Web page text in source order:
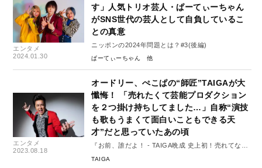
エンタメ
2024.01.30
す」人気トリオ芸人・ぱーてぃーちゃん
がSNS世代の芸人として自負しているこ
との真意
ニッポンの2024年問題とは？#3(後編)
ぱーてぃーちゃん
エンタメ
2023.08.18
オードリー、ぺこぱの“師匠”TAIGAが大
懺悔！ 「売れたくて芸能プロダクション
を２つ掛け持ちしてました…」自称“演技
も歌もうまくて面白いこともできる天
才”だと思っていたあの頃
『お前、誰だよ！ - TAIGA晩成 史上初！売れてない
芸人自伝』#1
TAIGA